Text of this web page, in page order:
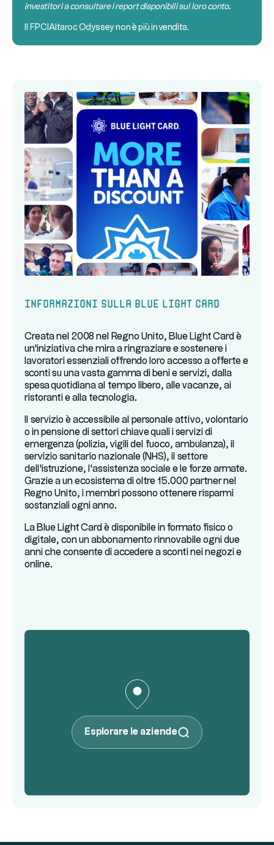
investitori a consultare i report disponibili sul loro conto.
FPCI Altaroc Odyssey non è più in vendita.
Informazioni sulla Blue Light Card
Creata nel 2008 nel Regno Unito, Blue Light Card è
un'iniziativa che mira a ringraziare e sostenere i
lavoratori essenziali offrendo loro accesso a offerte e
sconti su una vasta gamma di beni e servizi, dalla
spesa quotidiana al tempo libero, alle vacanze, ai
ristoranti e alla tecnologia.
Il servizio è accessibile al personale attivo, volontario
o in pensione di settori chiave quali i servizi di
emergenza (polizia, vigili del fuoco, ambulanza), il
servizio sanitario nazionale (NHS), il settore
dell'istruzione, l'assistenza sociale e le forze armate.
Grazie a un ecosistema di oltre 15.000 partner nel
Regno Unito, i membri possono ottenere risparmi
sostanziali ogni anno.
La Blue Light Card è disponibile in formato fisico o
digitale, con un abbonamento rinnovabile ogni due
anni che consente di accedere a sconti nei negozi e
online.
Esplorare le aziende